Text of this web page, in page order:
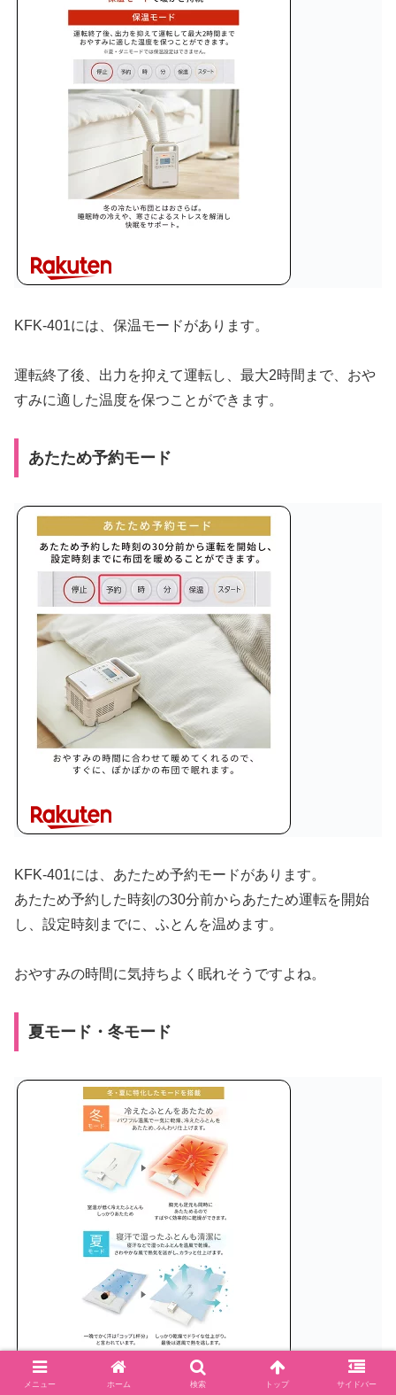
KFK-401には、保温モードがあります。
運転終了後、出力を抑えて運転し、最大2時間まで、おや
すみに適した温度を保つことができます。
あたため予約モード
KFK-401には、あたため予約モードがあります。
あたため予約した時刻の30分前からあたため運転を開始
し、設定時刻までに、ふとんを温めます。
おやすみの時間に気持ちよく眠れそうですよね。
夏モード・冬モード
メニュー ホーム 検索 トップ サイドバー